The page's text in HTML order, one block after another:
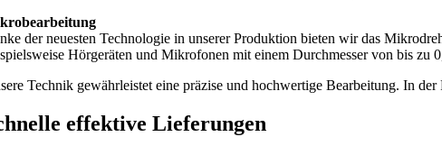
der neuesten Technologie in unserer Produktion bieten wir das
Hörgeräten und Mikrofonen mit einem Durchmesser von bis zu
Technik gewährleistet eine präzise und hochwertige Bearbeitung. In
effektive Lieferungen